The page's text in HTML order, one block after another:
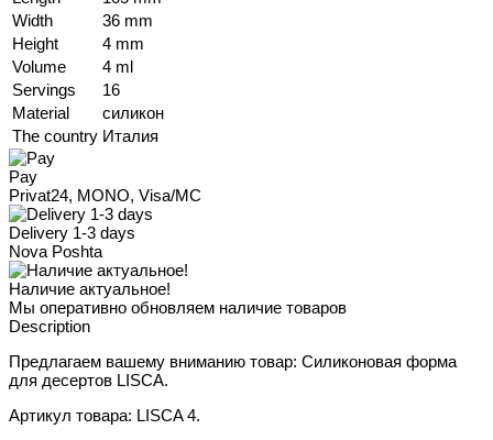
Width
36 mm
Height
4 mm
Volume
4 ml
Servings
16
Material
силикон
The country Италия
Pay
Privat24, MONO, Visa/MC
Delivery 1-3 days
Nova Poshta
Наличие актуальное!
Мы оперативно обновляем наличие товаров
Description
Предлагаем вашему вниманию товар: Силиконовая форма
для десертов LISCA.
Артикул товара: LISCA 4.